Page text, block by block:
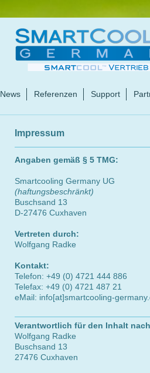
News Referenzen Support
Impressum
Angaben gemäß § 5 TMG:
Smartcooling Germany UG
(haftungsbeschränkt)
Buschsand 13
D-27476 Cuxhaven
Vertreten durch:
Wolfgang Radke
Kontakt:
Telefon: +49 (0) 4721 444 886
Telefax: +49 (0) 4721 487 21
eMail: info[at]smartcooling-
Verantwortlich für den Inhalt nach
Wolfgang Radke
Buschsand 13
27476 Cuxhaven